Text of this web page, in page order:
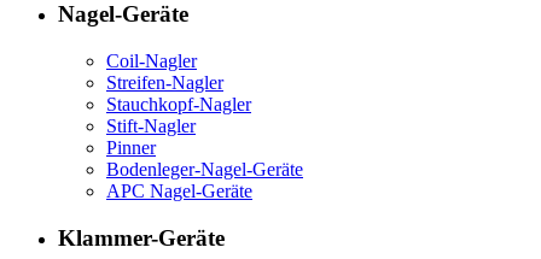
Nagel-Geräte
Coil-Nagler
Streifen-Nagler
Stauchkopf-Nagler
Stift-Nagler
Pinner
Bodenleger-Nagel-Geräte
APC Nagel-Geräte
Klammer-Geräte